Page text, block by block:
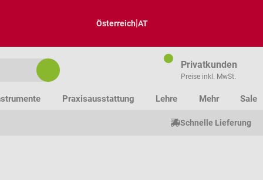
Österreich|AT
Privatkunden
Preise inkl. MwSt.
Praxisausstattung Lehre Mehr Sale
Schnelle Lieferung